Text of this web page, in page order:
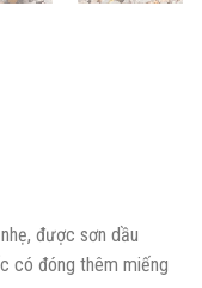
được sơn dầu
có đóng thêm miếng